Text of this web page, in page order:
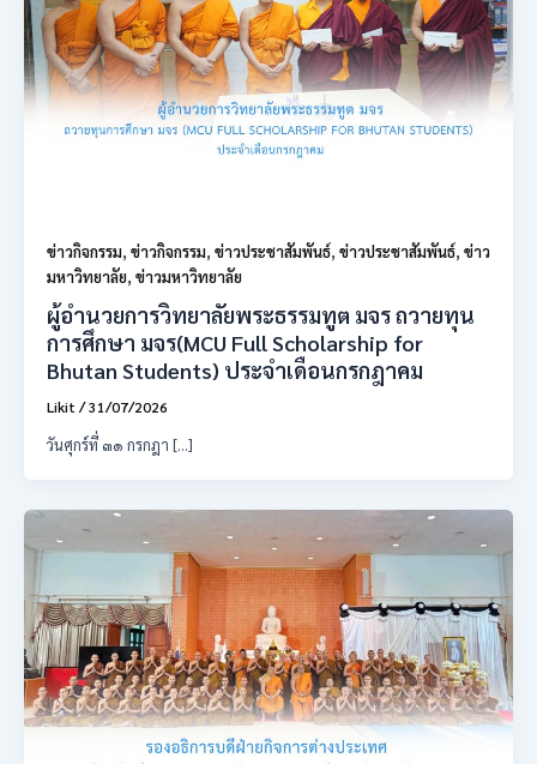
ข่าวกิจกรรม, ข่าวกิจกรรม, ข่าวประชาสัมพันธ์, ข่าวประชาสัมพันธ์, ข่าว
มหาวิทยาลัย, ข่าวมหาวิทยาลัย
ผู้อำนวยการวิทยาลัยพระธรรมทูต มจร ถวายทุน
การศึกษา มจร(MCU Full Scholarship for
Bhutan Students) ประจำเดือนกรกฎาคม
Likit /31/07/2026
วันศุกร์ที่ ๓๑ กรกฎา […]